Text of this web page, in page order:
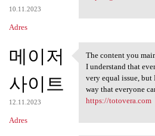
10.11.2023
Adres
메이저
사이트
12.11.2023
Adres
The content
The content you
I understand that
very equal issue,
way that everyone
https://totovera.com